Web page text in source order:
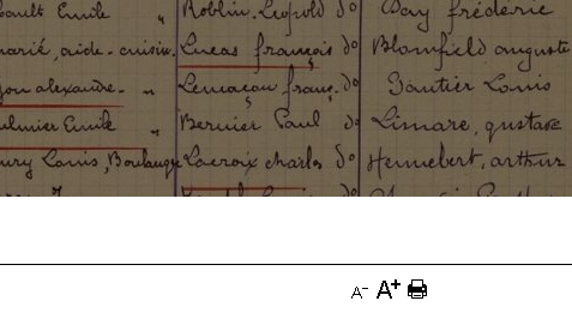
Diminuer
Augmenter
Imprimer